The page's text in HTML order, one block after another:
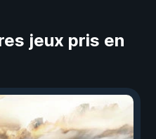
jeux pris en